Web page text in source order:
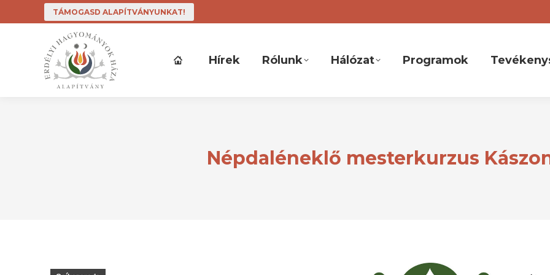
TÁMOGASD ALAPÍTVÁNYUNKAT!
Hírek Rólunk Hálózat Programok
Népdaléneklő mesterkurzus